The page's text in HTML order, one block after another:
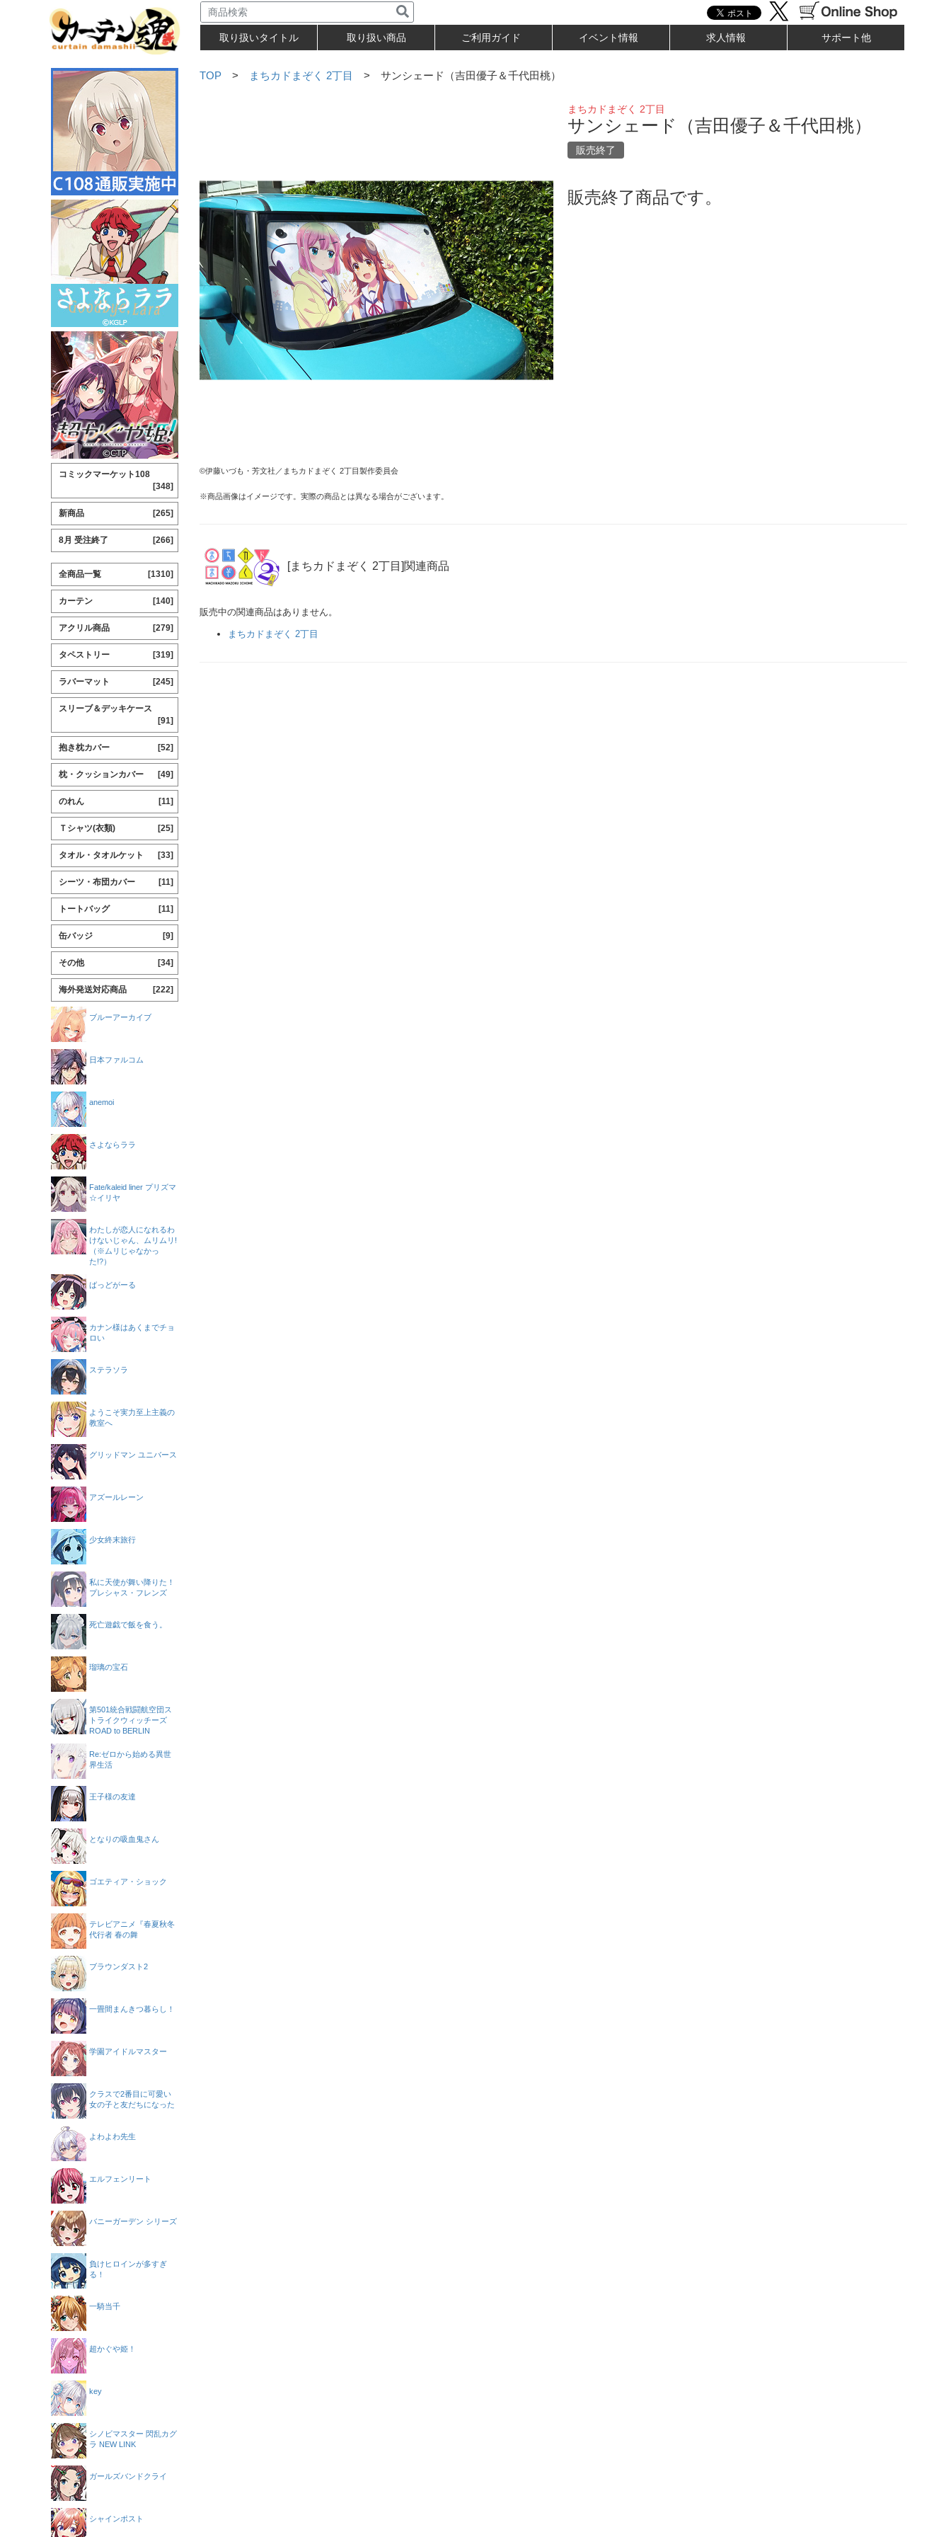
取り扱いタイトル 取り扱い商品 ご利用ガイド イベント情報 求人情報 サポート他
TOP > まちカドまぞく 2丁目 > サンシェード（吉田優子＆千代田桃）
©伊藤いづも・芳文社／まちカドまぞく 2丁目製作委員会
※商品画像はイメージです。実際の商品とは異なる場合がございます。
まちカドまぞく 2丁目
サンシェード（吉田優子＆千代田桃）
販売終了
販売終了商品です。
[まちカドまぞく 2丁目]関連商品
販売中の関連商品はありません。
まちカドまぞく 2丁目
コミックマーケット108
[348]
新商品 [265]
8月 受注終了 [266]
全商品一覧 [1310]
カーテン [140]
アクリル商品 [279]
タペストリー [319]
ラバーマット [245]
スリーブ＆デッキケース
[91]
抱き枕カバー [52]
枕・クッションカバー [49]
のれん [11]
Ｔシャツ(衣類) [25]
タオル・タオルケット [33]
シーツ・布団カバー [11]
トートバッグ [11]
缶バッジ [9]
その他 [34]
海外発送対応商品 [222]
ブルーアーカイブ
日本ファルコム
anemoi
さよならララ
Fate/kaleid liner プリズマ
☆イリヤ
わたしが恋人になれるわ
けないじゃん、ムリムリ!
（※ムリじゃなかっ
た!?）
ばっどがーる
カナン様はあくまでチョ
ロい
ステラソラ
ようこそ実力至上主義の
教室へ
グリッドマン ユニバース
アズールレーン
少女終末旅行
私に天使が舞い降りた！
プレシャス・フレンズ
死亡遊戯で飯を食う。
瑠璃の宝石
第501統合戦闘航空団ス
トライクウィッチーズ
ROAD to BERLIN
Re:ゼロから始める異世
界生活
王子様の友達
となりの吸血鬼さん
ゴエティア・ショック
テレビアニメ『春夏秋冬
代行者 春の舞
ブラウンダスト2
一畳間まんきつ暮らし！
学園アイドルマスター
クラスで2番目に可愛い
女の子と友だちになった
よわよわ先生
エルフェンリート
バニーガーデン シリーズ
負けヒロインが多すぎ
る！
一騎当千
超かぐや姫！
key
シノビマスター 閃乱カグ
ラ NEW LINK
ガールズバンドクライ
シャインポスト